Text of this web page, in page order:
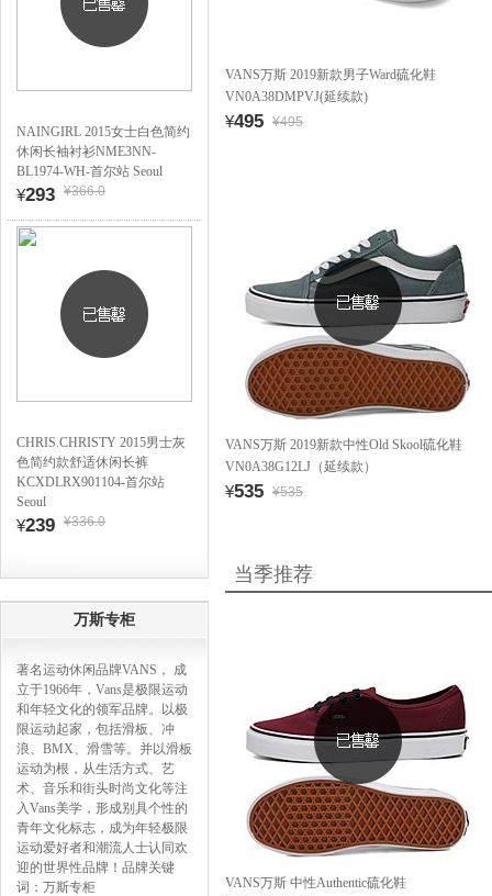
NAINGIRL 2015女士白色简约
休闲长袖衬衫NME3NN-
BL1974-WH-首尔站 Seoul
¥293 ¥366.0
CHRIS.CHRISTY 2015男士灰
色简约款舒适休闲长裤
KCXDLRX901104-首尔站
Seoul
¥239 ¥336.0
万斯专柜
著名运动休闲品牌VANS， 成
立于1966年，Vans是极限运动
和年轻文化的领军品牌。以极
限运动起家，包括滑板、冲
浪、BMX、滑雪等。并以滑板
运动为根，从生活方式、艺
术、音乐和街头时尚文化等注
入Vans美学，形成别具个性的
青年文化标志，成为年轻极限
运动爱好者和潮流人士认同欢
迎的世界性品牌！品牌关键
词：万斯专柜
VANS万斯 2019新款男子Ward硫化鞋
VN0A38DMPVJ(延续款)
¥495 ¥495
VANS万斯 2019新款中性Old Skool硫化鞋
VN0A38G12LJ（延续款）
¥535 ¥535
当季推荐
VANS万斯 中性Authentic硫化鞋